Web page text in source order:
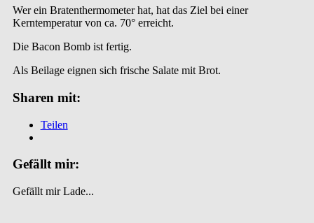
Wer ein Bratenthermometer hat, hat das Ziel bei einer
Kerntemperatur von ca. 70° erreicht.
Die Bacon Bomb ist fertig.
Als Beilage eignen sich frische Salate mit Brot.
Sharen mit:
Teilen
Gefällt mir:
Gefällt mir Lade...